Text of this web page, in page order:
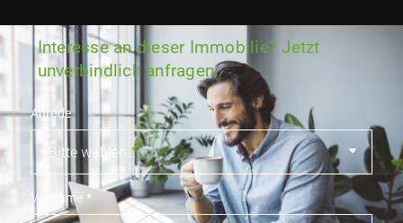
Interesse an dieser Immobilie? Jetzt
unverbindlich anfragen.
Anrede
Vorname *